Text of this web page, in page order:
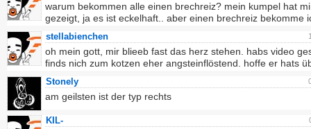
warum bekommen alle einen brechreiz? mein kumpel hat
gezeigt, ja es ist eckelhaft.. aber einen brechreiz bekomme
stellabienchen
oh mein gott, mir blieeb fast das herz stehen. habs video
finds nich zum kotzen eher angsteinflöstend. hoffe er hats
Stonely
am geilsten ist der typ rechts
KIL-